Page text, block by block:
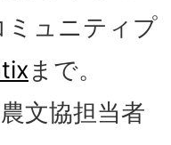
ミュニティプ
まで。
文協担当者